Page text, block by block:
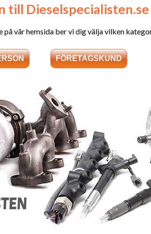
Frakt:
Fri frakt både
12 månaders
Stomavgift
Som en
stomavgift,
returneras -
till Dieselspecialisten.se
vår hemsida ber vi dig välja vilken